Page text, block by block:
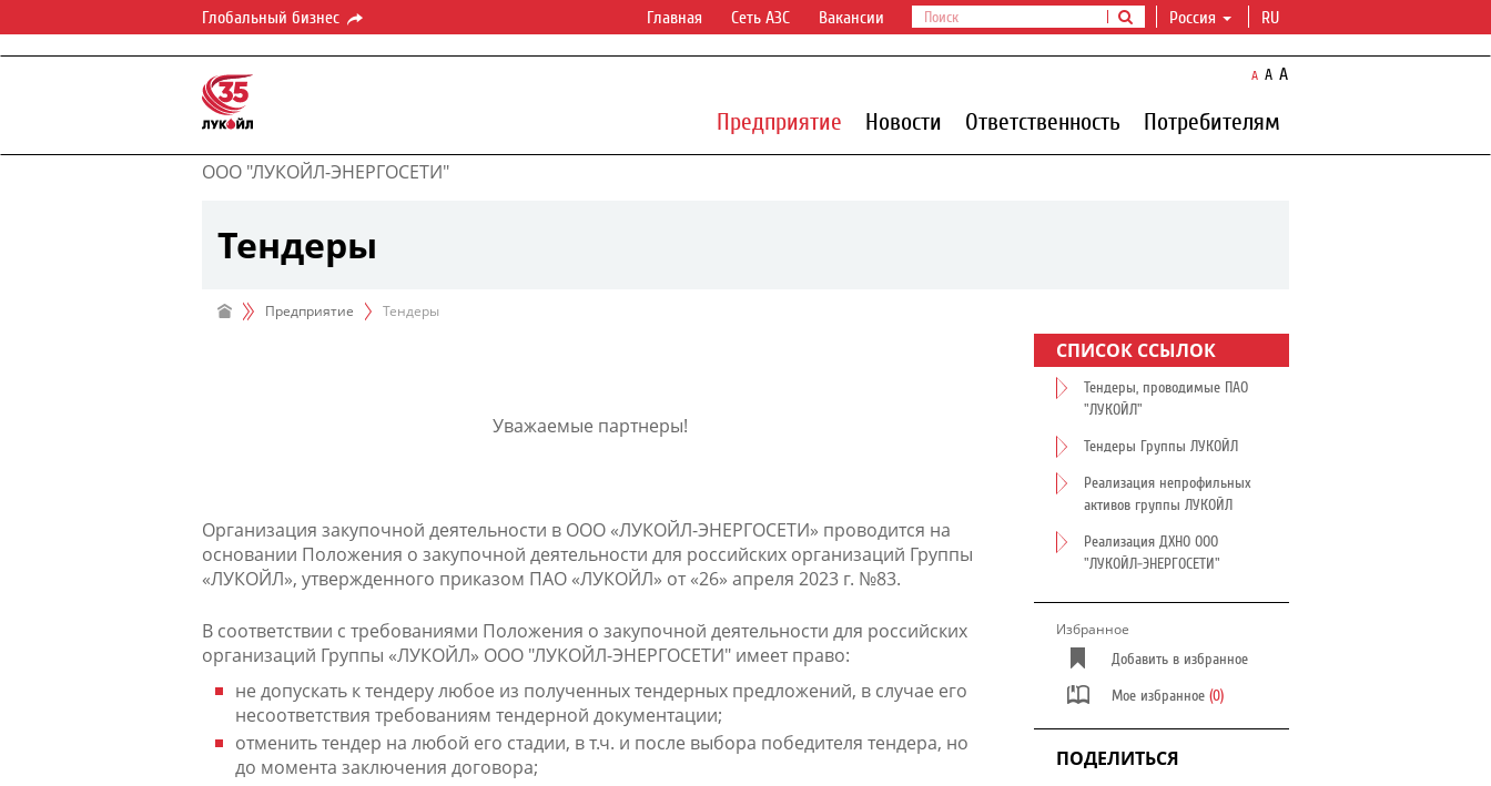
Глобальный бизнес Россия RU
Главная Сеть АЗС Вакансии
A A A
Предприятие Новости Ответственность Потребителям
ООО "ЛУКОЙЛ-ЭНЕРГОСЕТИ"
Тендеры
Предприятие Тендеры
Уважаемые партнеры!
Организация закупочной деятельности в ООО «ЛУКОЙЛ-ЭНЕРГОСЕТИ» проводится на
основании Положения о закупочной деятельности для российских организаций Группы
«ЛУКОЙЛ», утвержденного приказом ПАО «ЛУКОЙЛ» от «26» апреля 2023 г. №83.
В соответствии с требованиями Положения о закупочной деятельности для российских
организаций Группы «ЛУКОЙЛ» ООО "ЛУКОЙЛ-ЭНЕРГОСЕТИ" имеет право:
не допускать к тендеру любое из полученных тендерных предложений, в случае его
несоответствия требованиям тендерной документации;
отменить тендер на любой его стадии, в т.ч. и после выбора победителя тендера, но
до момента заключения договора;
СПИСОК ССЫЛОК
Тендеры, проводимые ПАО
"ЛУКОЙЛ"
Тендеры Группы ЛУКОЙЛ
Реализация непрофильных
активов группы ЛУКОЙЛ
Реализация ДХНО ООО
"ЛУКОЙЛ-ЭНЕРГОСЕТИ"
Избранное
Добавить в избранное
Мое избранное (0)
ПОДЕЛИТЬСЯ